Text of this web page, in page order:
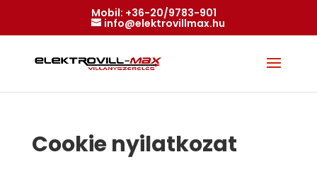
Mobil: +36-20/9783-901
info@elektrovillmax.hu
Cookie nyilatkozat